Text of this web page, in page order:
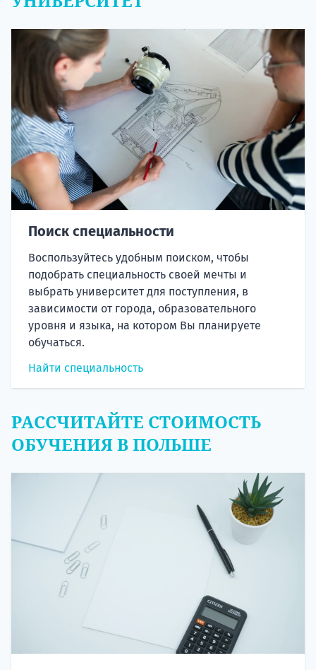
Поиск специальности
Воспользуйтесь удобным поиском, чтобы
подобрать специальность своей мечты и
выбрать университет для поступления, в
зависимости от города, образовательного
уровня и языка, на котором Вы планируете
обучаться.
Найти специальность
РАССЧИТАЙТЕ СТОИМОСТЬ
ОБУЧЕНИЯ В ПОЛЬШЕ